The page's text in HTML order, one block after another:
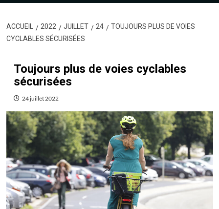
ACCUEIL 2022 JUILLET 24
TOUJOURS PLUS DE VOIES
CYCLABLES SÉCURISÉES
Toujours plus de voies cyclables
sécurisées
24 juillet 2022